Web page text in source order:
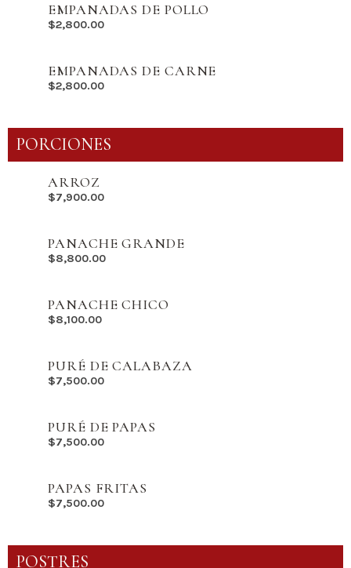
EMPANADAS DE POLLO
$2,800.00
EMPANADAS DE CARNE
$2,800.00
PORCIONES
ARROZ
$7,900.00
PANACHE GRANDE
$8,800.00
PANACHE CHICO
$8,100.00
PURÉ DE CALABAZA
$7,500.00
PURÉ DE PAPAS
$7,500.00
PAPAS FRITAS
$7,500.00
POSTRES